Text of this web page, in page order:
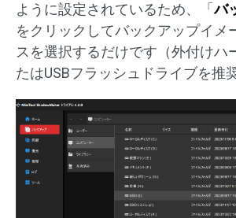
ように設定されているため、「バ
をクリックしてバックアップイメ
スを選択するだけです（外付けハ
たはUSBフラッシュドライブを推